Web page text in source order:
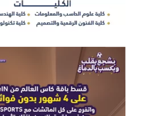
التكنولوجيا وتلقي الخدمات بطريقة رقمية ومن
ومن هنا اتوجه بالشكر لزملائي في البريد في كل
اخلاصهم وتفانيهم في العمل رغم ظروف
والحب في تقديم الخدمة ، والشعور المتبادل
للبريدين سهل علينا عملية اتخاذ القرار
قدرات شبكات التواصل بين الفروع بعضها
ربط وتعاون بيننا وبين المصرية للاتصالات
من خلالها البيانات ونقوم حاليا برفع